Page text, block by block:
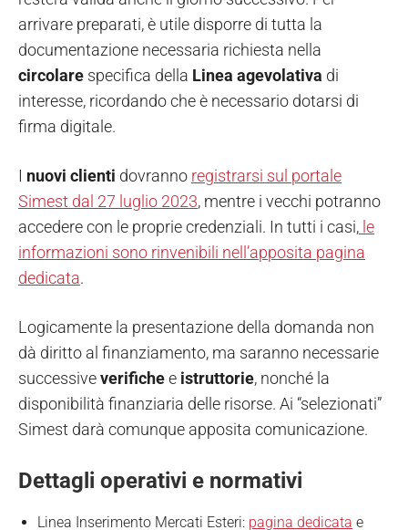
arrivare preparati, è utile disporre di tutta la
documentazione necessaria richiesta nella
circolare specifica della Linea agevolativa di
interesse, ricordando che è necessario dotarsi di
firma digitale.
I nuovi clienti dovranno registrarsi sul portale
Simest dal 27 luglio 2023, mentre i vecchi potranno
accedere con le proprie credenziali. In tutti i casi, le
informazioni sono rinvenibili nell’apposita pagina
dedicata.
Logicamente la presentazione della domanda non
dà diritto al finanziamento, ma saranno necessarie
successiveverifichee istruttorie, nonché la
disponibilità finanziaria delle risorse. Ai “selezionati”
Simest darà comunque apposita comunicazione.
Dettagli operativi e normativi
Linea Inserimento Mercati Esteri: pagina dedicata e